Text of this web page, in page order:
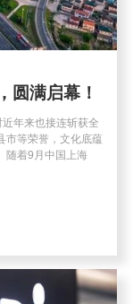
圆满启幕！
年来也接连斩获全
市等荣誉，文化底蕴
随着9月中国上海